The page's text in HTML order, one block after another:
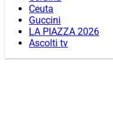
Ceuta
Guccini
LA PIAZZA 2026
Ascolti tv